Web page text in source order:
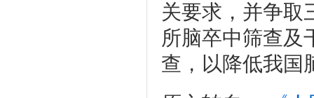
关要求，并争取
所脑卒中筛查及
查，以降低我国